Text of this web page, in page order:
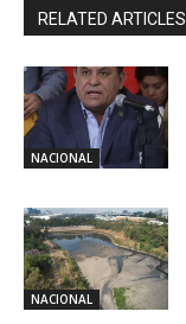
RELATED ARTICLES
NACIONAL
NACIONAL